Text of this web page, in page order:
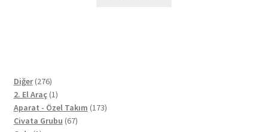
Diğer 276276
ürün
2. El Araç 11
ürün
Aparat - Özel Takım 173173
Civata Grubu 6767